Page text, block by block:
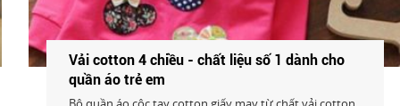
Vải cotton 4 chiều - chất liệu số 1 dành cho
quần áo trẻ em